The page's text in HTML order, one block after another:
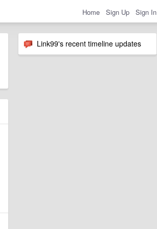
Home Sign Up Sign In
Link99's recent timeline updates